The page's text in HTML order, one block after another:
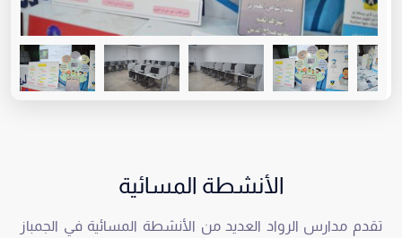
الأنشطة المسائية
تقدم مدارس الرواد العديد من الأنشطة المسائية في الجمباز